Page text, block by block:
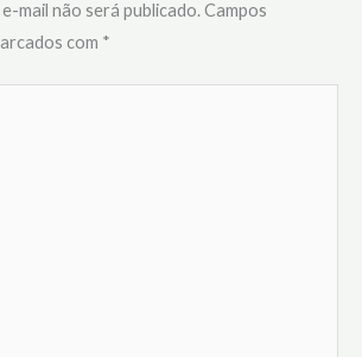
mail não será publicado.Campos
com *